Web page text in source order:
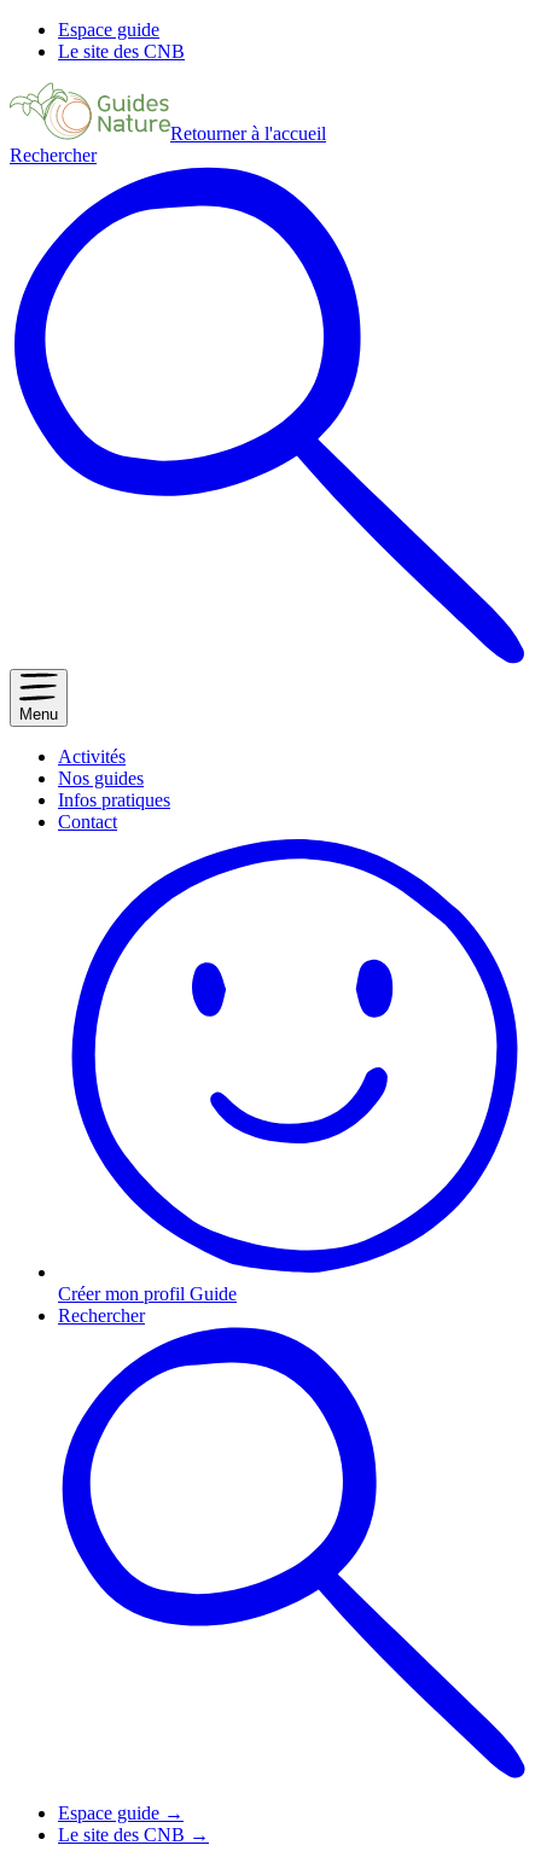
Espace guide
Le site des CNB
Retourner à l'accueil
Rechercher
Menu
Activités
Nos guides
Infos pratiques
Contact
Créer mon profil Guide
Rechercher
Espace guide →
Le site des CNB →